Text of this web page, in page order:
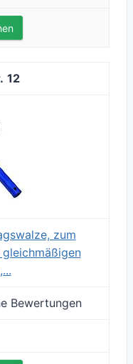
12
zum
Bewertungen